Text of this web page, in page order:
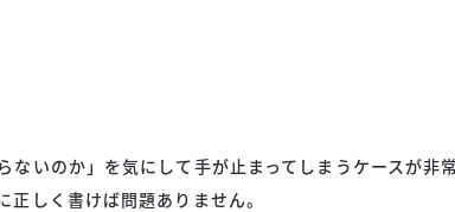
いのか」を気にして手が止まってしまうケースが非常
しく書けば問題ありません。